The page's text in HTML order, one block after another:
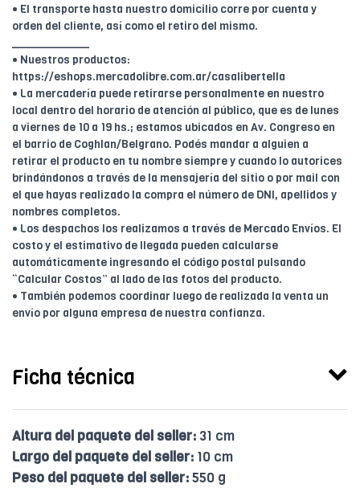
• El transporte hasta nuestro domicilio corre por cuenta y
orden del cliente, así como el retiro del mismo.
____________
• Nuestros productos:
https://eshops.mercadolibre.com.ar/casalibertella
• La mercadería puede retirarse personalmente en nuestro
local dentro del horario de atención al público, que es de lunes
a viernes de 10 a 19 hs.; estamos ubicados en Av. Congreso en
el barrio de Coghlan/Belgrano. Podés mandar a alguien a
retirar el producto en tu nombre siempre y cuando lo autorices
brindándonos a través de la mensajería del sitio o por mail con
el que hayas realizado la compra el número de DNI, apellidos y
nombres completos.
• Los despachos los realizamos a través de Mercado Envíos. El
costo y el estimativo de llegada pueden calcularse
automáticamente ingresando el código postal pulsando
“Calcular Costos” al lado de las fotos del producto.
• También podemos coordinar luego de realizada la venta un
envío por alguna empresa de nuestra confianza.
Ficha técnica
Altura del paquete del seller: 31 cm
Largo del paquete del seller: 10 cm
Peso del paquete del seller:550 g